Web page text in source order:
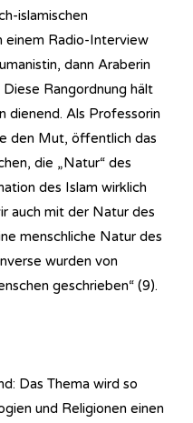
islamischen
einem Radio-Interview
dann Araberin
Rangordnung hält
dienend. Als Professorin
den Mut, öffentlich das
die „Natur“ des
des Islam wirklich
auch mit der Natur des
menschliche Natur des
wurden von
geschrieben“ (9).
Das Thema wird so
und Religionen einen